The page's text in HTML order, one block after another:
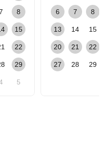
8
15
22
29
5
6 7 8
13 14 15
20 21 22
27 28 29